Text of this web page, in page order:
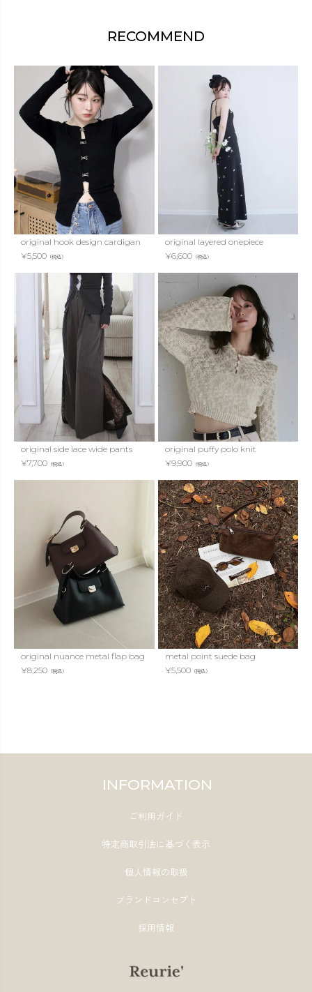
RECOMMEND
original hook design cardigan
¥5,500 （税込）
original layered onepiece
¥6,600（税込）
original side lace wide pants
¥7,700 （税込）
original puffy polo knit
¥9,900（税込）
original nuance metal flap bag
¥8,250 （税込）
metal point suede bag
¥5,500（税込）
INFORMATION
ご利用ガイド
特定商取引法に基づく表示
個人情報の取扱
ブランドコンセプト
採用情報